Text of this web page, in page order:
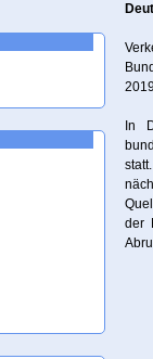
In
der